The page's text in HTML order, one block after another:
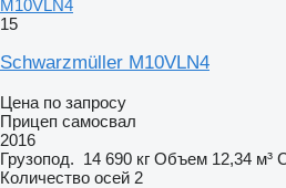
M10VLN4
15
Schwarzmüller M10VLN4
Цена по запросу
Прицеп самосвал
2016
Грузопод. 14 690 кг Объем 12,34 м³
Количество осей 2